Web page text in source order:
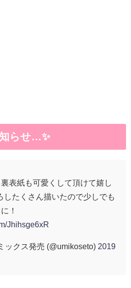
らせ…✨
表紙も可愛くして頂けて嬉し
したくさん描いたので少しでも
！
Jhihsge6xR
クス発売 (@umikoseto) 2019